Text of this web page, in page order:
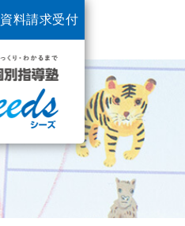
資料請求受付